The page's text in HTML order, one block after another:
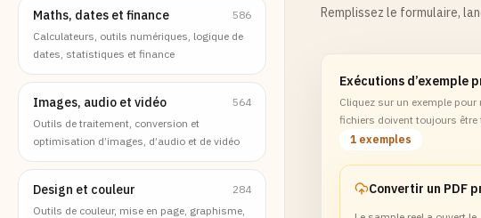
Maths, dates et finance
586
Calculateurs, outils numériques, logique de
dates, statistiques et finance
Images, audio et vidéo
564
Outils de traitement, conversion et
optimisation d’images, d’audio et de vidéo
Design et couleur
284
Outils de couleur, mise en page, graphisme,
Remplissez le formulaire,
Exécutions d’exemple
Cliquez sur un exemple
fichiers doivent toujours être
1 exemples